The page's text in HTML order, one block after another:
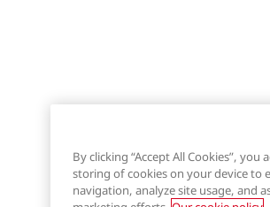
By clicking “Accept All Cookies”, you
storing of cookies on your device to
navigation, analyze site usage, and